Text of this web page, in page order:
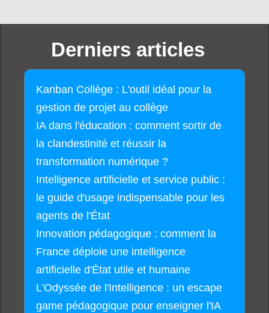
Derniers articles
Kanban Collège : L'outil idéal pour la
gestion de projet au collège
IA dans l'éducation : comment sortir de
la clandestinité et réussir la
transformation numérique ?
Intelligence artificielle et service public :
le guide d'usage indispensable pour les
agents de l'État
Innovation pédagogique : comment la
France déploie une intelligence
artificielle d'État utile et humaine
L'Odyssée de l'Intelligence : un escape
game pédagogique pour enseigner l'IA